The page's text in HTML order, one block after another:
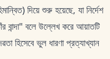
দিয়ে শুরু হয়েছে, যা নির্দেশ
বলে উল্লেখ করে আয়াতটি
হিসেবে ভুল ধারণা প্রত্যাখ্যান